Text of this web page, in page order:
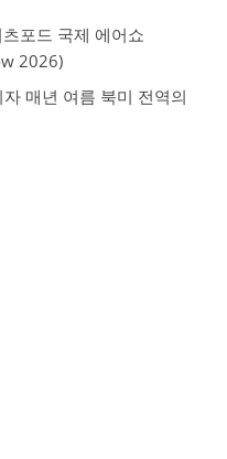
포드 국제 에어쇼
2026)
매년 여름 북미 전역의